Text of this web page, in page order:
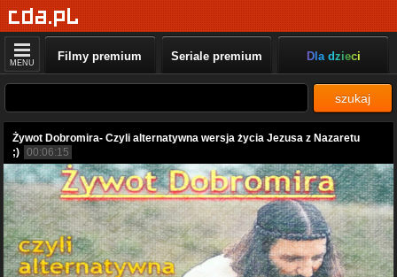
MENU Filmy premium Seriale premium Dla dzieci
szukaj
Żywot Dobromira- Czyli alternatywna wersja życia Jezusa z Nazaretu
;) 00:06:15